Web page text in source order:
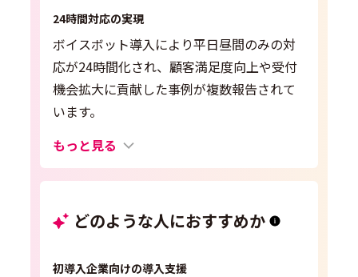
24時間対応の実現
ボイスボット導入により平日昼間のみの対
応が24時間化され、顧客満足度向上や受付
機会拡大に貢献した事例が複数報告されて
います。
もっと見る
どのような人におすすめか
初導入企業向けの導入支援